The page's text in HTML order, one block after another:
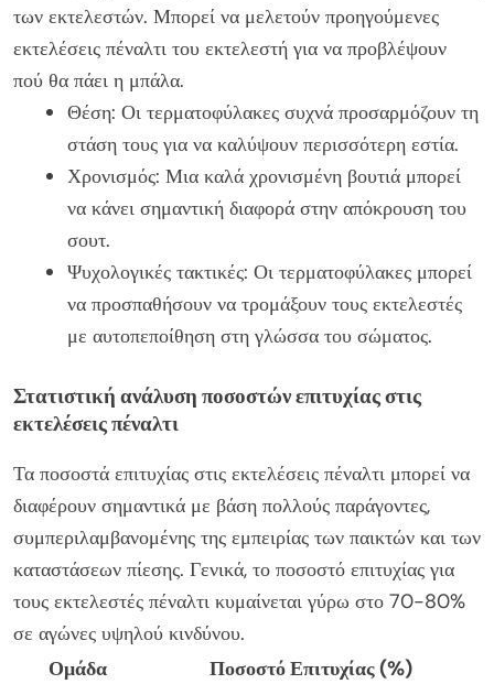
των εκτελεστών. Μπορεί να μελετούν προηγούμενες
εκτελέσεις πέναλτι του εκτελεστή για να προβλέψουν
πού θα πάει η μπάλα.
Θέση: Οι τερματοφύλακες συχνά προσαρμόζουν τη
στάση τους για να καλύψουν περισσότερη εστία.
Χρονισμός: Μια καλά χρονισμένη βουτιά μπορεί
να κάνει σημαντική διαφορά στην απόκρουση του
σουτ.
Ψυχολογικές τακτικές: Οι τερματοφύλακες μπορεί
να προσπαθήσουν να τρομάξουν τους εκτελεστές
με αυτοπεποίθηση στη γλώσσα του σώματος.
Στατιστική ανάλυση ποσοστών επιτυχίας στις
εκτελέσεις πέναλτι
Τα ποσοστά επιτυχίας στις εκτελέσεις πέναλτι μπορεί να
διαφέρουν σημαντικά με βάση πολλούς παράγοντες,
συμπεριλαμβανομένης της εμπειρίας των παικτών και των
καταστάσεων πίεσης. Γενικά, το ποσοστό επιτυχίας για
τους εκτελεστές πέναλτι κυμαίνεται γύρω στο 70-80%
σε αγώνες υψηλού κινδύνου.
Ομάδα
Ποσοστό Επιτυχίας (%)